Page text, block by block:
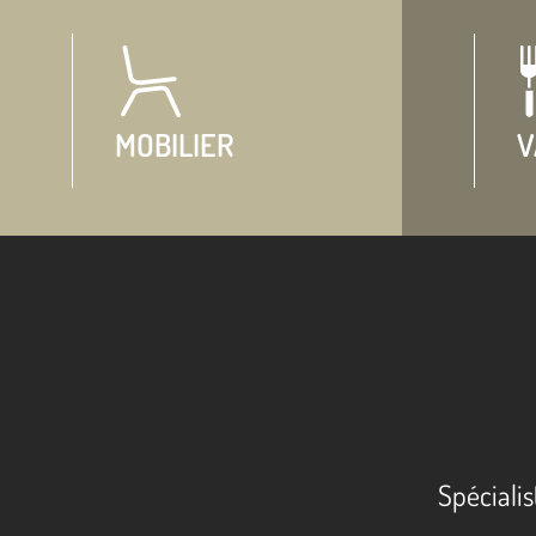
MOBILIER